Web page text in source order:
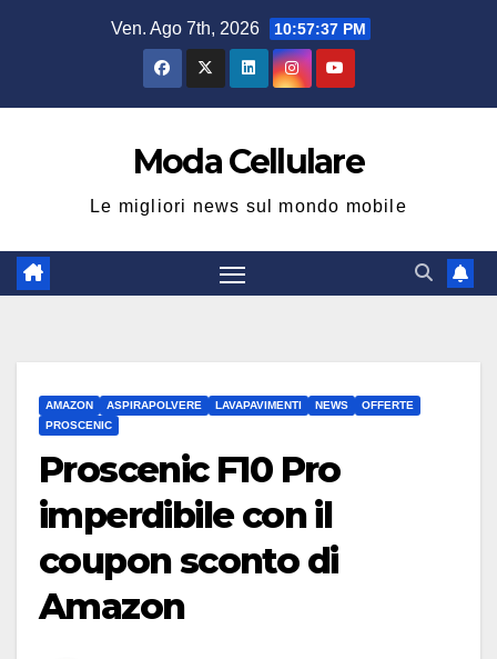
Ven. Ago 7th, 2026 10:57:38 PM
Moda Cellulare
Le migliori news sul mondo mobile
AMAZON ASPIRAPOLVERE LAVAPAVIMENTI NEWS
OFFERTE
PROSCENIC
Proscenic F10 Pro
imperdibile con il
coupon sconto di
Amazon